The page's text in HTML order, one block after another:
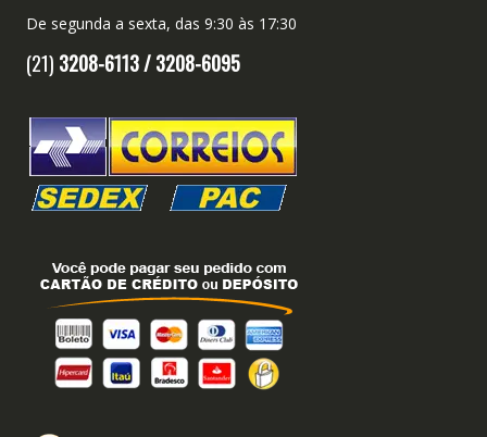
De segunda a sexta, das 9:30 às 17:30
(21) 3208-6113 /3208-6095